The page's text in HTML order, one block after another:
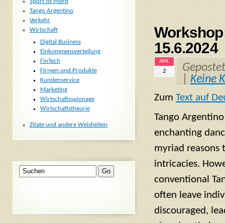
15.6.2024
APR.
2
Keine
Zum Text auf
Tango
enchanting
myriad reasons
intricacies.
conventional
often leave
discouraged,
Tango Argentino
Verkehr
Wirtschaft
Digital Business
Einkommensverteilung
FinTech
Firmen und Produkte
Kundenservice
Marketing
Wirtschaftsspionage
Wirtschaftstheorie
Zitate und andere Weisheiten